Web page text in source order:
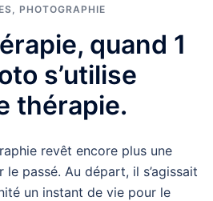
PHOTOGRAPHIE
quand 1
s’utilise
thérapie.
revêt encore plus une
passé. Au départ, il s’agissait
un instant de vie pour le